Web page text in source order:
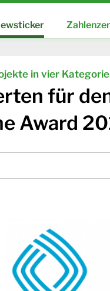
in vier
für
Award